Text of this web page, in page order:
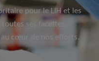
pour le LIH et les
ses facettes,
au cœur de nos efforts.